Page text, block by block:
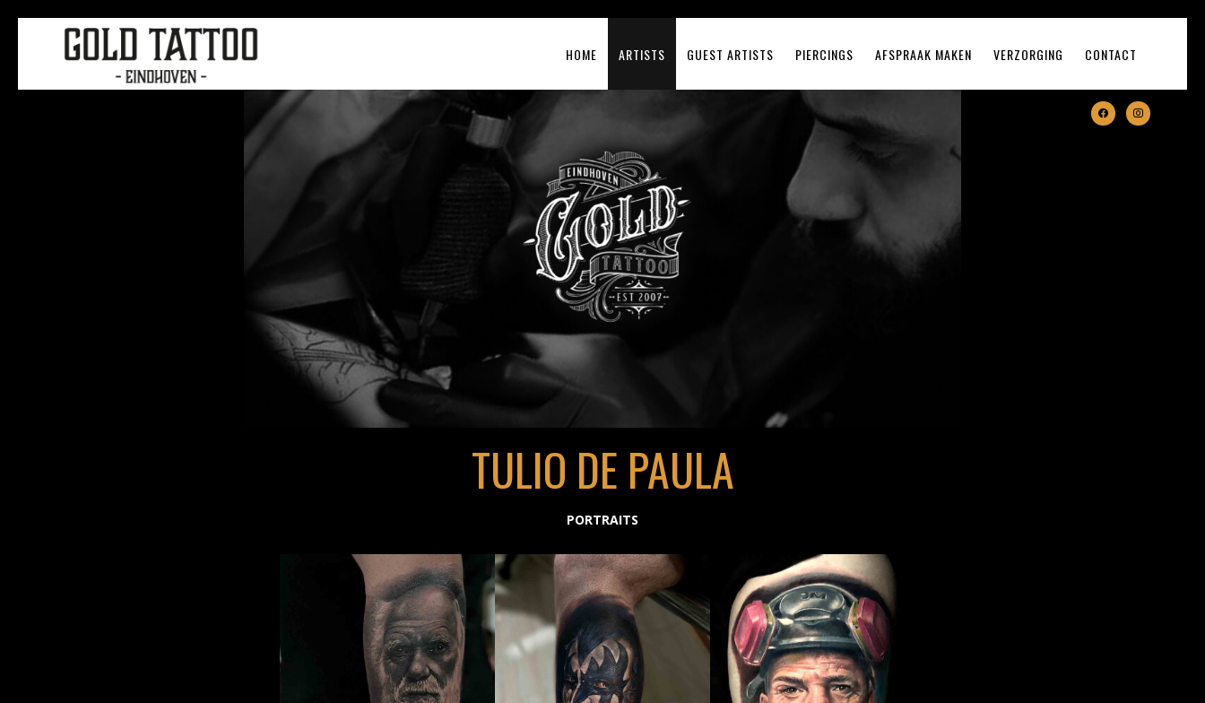
HOME ARTISTS GUEST ARTISTS PIERCINGS AFSPRAAK MAKEN VERZORGING CONTACT
facebookinstagram
TULIO DE PAULA
PORTRAITS